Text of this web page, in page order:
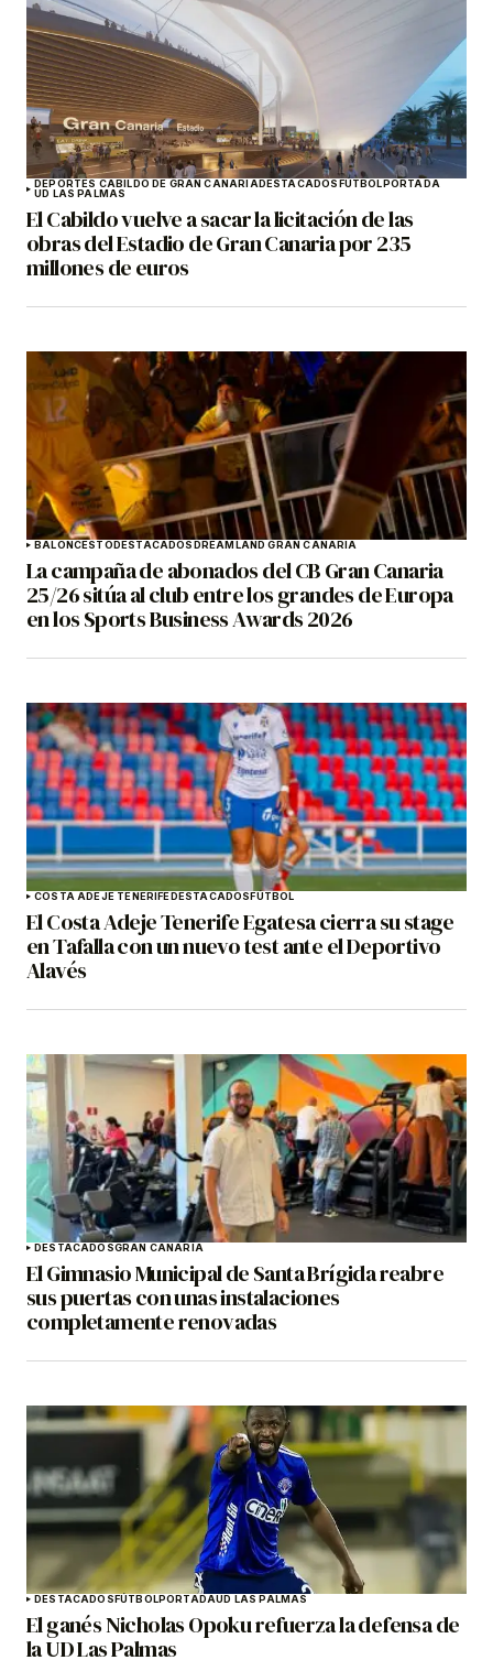
DEPORTES CABILDO DE GRAN CANARIADESTACADOSFÚTBOLPORTADA
UD LAS PALMAS
El Cabildo vuelve a sacar la licitación de las
obras del Estadio de Gran Canaria por 235
millones de euros
BALONCESTODESTACADOSDREAMLAND GRAN CANARIA
La campaña de abonados del CB Gran Canaria
25/26 sitúa al club entre los grandes de Europa
en los Sports Business Awards 2026
COSTA ADEJE TENERIFEDESTACADOSFÚTBOL
El Costa Adeje Tenerife Egatesa cierra su stage
en Tafalla con un nuevo test ante el Deportivo
Alavés
DESTACADOSGRAN CANARIA
El Gimnasio Municipal de Santa Brígida reabre
sus puertas con unas instalaciones
completamente renovadas
DESTACADOSFÚTBOLPORTADAUD LAS PALMAS
El ganés Nicholas Opoku refuerza la defensa de
la UD Las Palmas